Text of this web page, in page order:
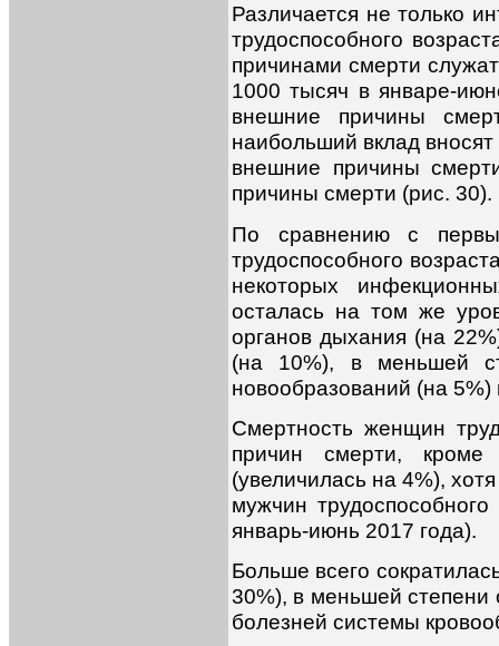
Различается не только
трудоспособного
причинами смерти
1000 тысяч в январе-
внешние причины
наибольший вклад
внешние причины
причины смерти (рис. 30).
По сравнению с
трудоспособного
некоторых
осталась на том же
органов дыхания (на
(на 10%), в меньшей
новообразований (на 5%)
Смертность женщин
причин смерти, кроме
(увеличилась на 4%),
мужчин
январь-июнь 2017 года).
Больше всего
30%), в меньшей степени
болезней системы